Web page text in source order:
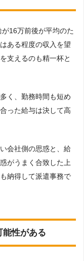
16万前後が平均のた
ある程度の収入を望
支えるのも精一杯と
く、勤務時間も短め
った給与は決して高
会社側の思惑と、給
がうまく合致した上
納得して派遣事務で
能性がある